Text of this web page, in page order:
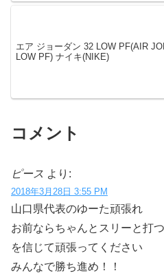
エア ジョーダン 32 LOW PF(AIR
LOW PF) ナイキ(NIKE)
コメント
ピース より:
2018年3月28日 3:55 PM
山口県代表のゆーた頑張れ
お前ならちゃんとスリーと打
を信じて頑張ってください
みんなで勝ち進め！！